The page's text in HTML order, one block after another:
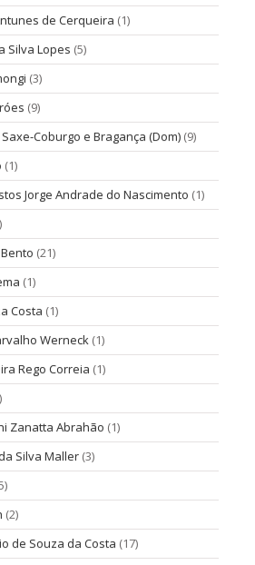
de Cerqueira (1)
Silva Lopes (5)
(3)
(9)
Coburgo e Bragança (Dom) (9)
(1)
Jorge Andrade do Nascimento (1)
(21)
(1)
Costa (1)
Werneck (1)
Rego Correia (1)
Zanatta Abrahão (1)
Silva Maller (3)
(2)
de Souza da Costa (17)